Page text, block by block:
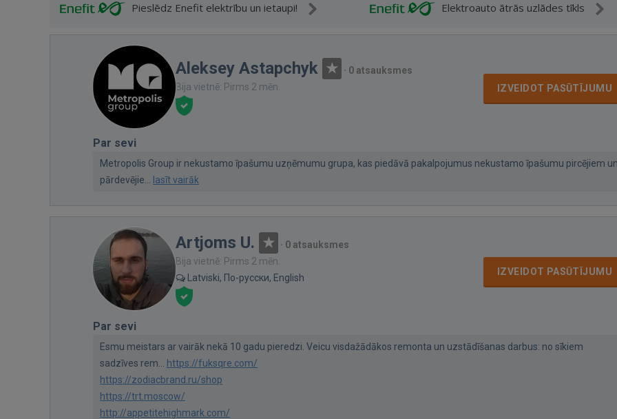
Pieslēdz Enefit elektrību un ietaupi! Elektroauto ātrās uzlādes tīkls
Aleksey Astapchyk · 0 atsauksmes
Bija vietnē: Pirms 2 mēn.
IZVEIDOT PASŪTĪJUMU
Par sevi
Metropolis Group ir nekustamo īpašumu uzņēmumu grupa, kas piedāvā pakalpojumus nekustamo īpašumu pircējiem
pārdevējie... lasīt vairāk
Artjoms U. · 0 atsauksmes
Bija vietnē: Pirms 2 mēn.
Latviski, По-русски, English
IZVEIDOT PASŪTĪJUMU
Par sevi
Esmu meistars ar vairāk nekā 10 gadu pieredzi. Veicu visdažādākos remonta un uzstādīšanas darbus: no sīkiem
sadzīves rem... https://fuksqre.com/
https://zodiacbrand.ru/shop
https://trt.moscow/
http://appetitehighmark.com/